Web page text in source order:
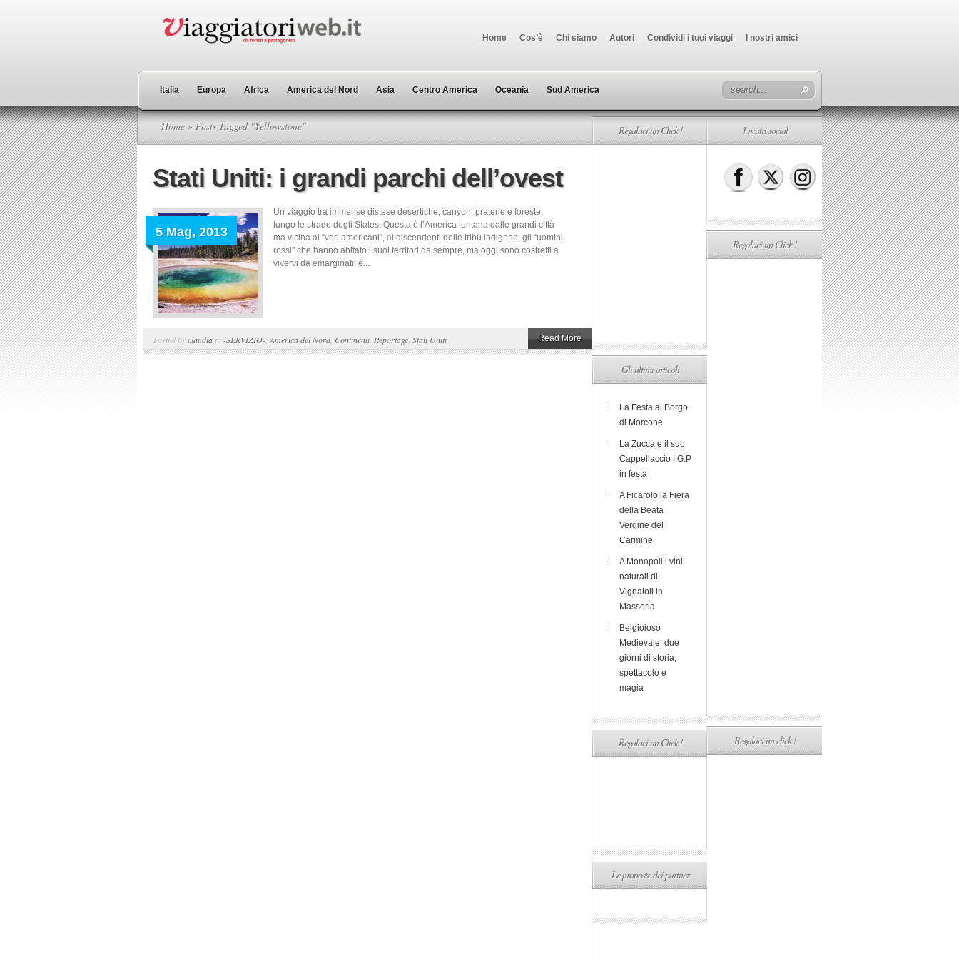
Home Cos’è Chi siamo Autori Condividi i tuoi viaggi I nostri amici
Italia Europa Africa America del Nord Asia Centro America Oceania Sud America
Home » Posts Tagged "Yellowstone"
Stati Uniti: i grandi parchi dell’ovest
5 Mag, 2013
Un viaggio tra immense distese desertiche, canyon, praterie e foreste,
lungo le strade degli States. Questa è l’America lontana dalle grandi città
ma vicina ai “veri americani”, ai discendenti delle tribù indigene, gli “uomini
rossi” che hanno abitato i suoi territori da sempre, ma oggi sono costretti a
vivervi da emarginati; è...
Posted byclaudia in -SERVIZIO- America del Nord, Continenti, Reportage Stati Uniti Read More
Regalaci un Click !
Gli ultimi articoli
La Festa al Borgo
di Morcone
La Zucca e il suo
Cappellaccio I.G.P
in festa
A Ficarolo la Fiera
della Beata
Vergine del
Carmine
A Monopoli i vini
naturali di
Vignaioli in
Masseria
Belgioioso
Medievale: due
giorni di storia,
spettacolo e
magia
Regalaci un Click !
Le proposte dei partner
I nostri social
Regalaci un Click !
Regalaci un click !